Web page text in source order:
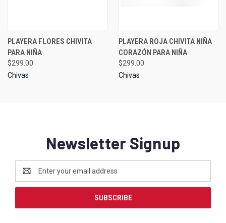
PLAYERA FLORES CHIVITA
PARA NIÑA
$299.00
Chivas
PLAYERA ROJA CHIVITA NIÑA
CORAZÓN PARA NIÑA
$299.00
Chivas
Newsletter Signup
Email
Address